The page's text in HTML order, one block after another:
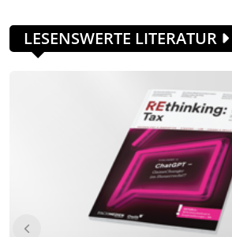
LESENSWERTE LITERATUR